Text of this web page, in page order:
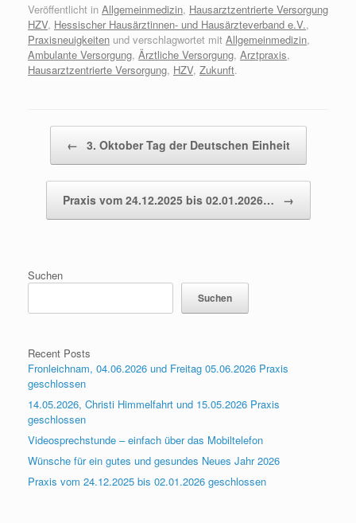
Veröffentlicht in Allgemeinmedizin, Hausarztzentrierte Versorgung
HZV, Hessischer Hausärztinnen- und Hausärzteverband e.V.,
Praxisneuigkeiten und verschlagwortet mit Allgemeinmedizin,
Ambulante Versorgung, Ärztliche Versorgung, Arztpraxis,
Hausarztzentrierte Versorgung, HZV, Zukunft.
← 3. Oktober Tag der Deutschen Einheit
Praxis vom 24.12.2025 bis 02.01.2026… →
Suchen
Suchen
Recent Posts
Fronleichnam, 04.06.2026 und Freitag 05.06.2026 Praxis
geschlossen
14.05.2026, Christi Himmelfahrt und 15.05.2026 Praxis
geschlossen
Videosprechstunde – einfach über das Mobiltelefon
Wünsche für ein gutes und gesundes Neues Jahr 2026
Praxis vom 24.12.2025 bis 02.01.2026 geschlossen